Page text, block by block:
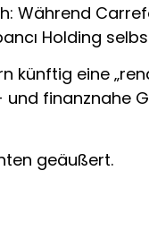
Während
Holding
künftig eine
finanznahe
geäußert.